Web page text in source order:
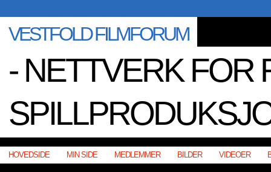
VESTFOLD FILMFORUM
- NETTVERK FOR
HOVEDSIDE MIN SIDE MEDLEMMER BILDER VIDEOER